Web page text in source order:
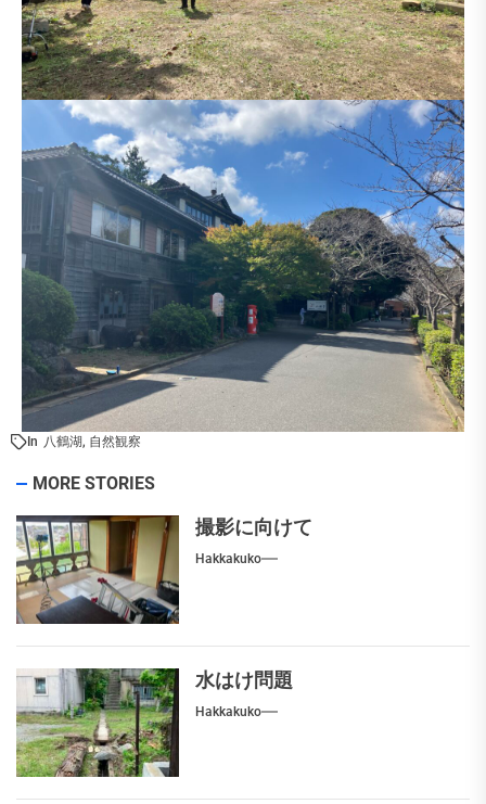
In 八鶴湖, 自然観察
MORE STORIES
撮影に向けて
Hakkakuko
水はけ問題
Hakkakuko